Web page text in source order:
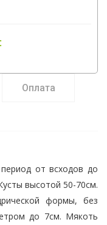
Оплата
от всходов до
высотой 50-70см.
формы, без
до 7см. Мякоть